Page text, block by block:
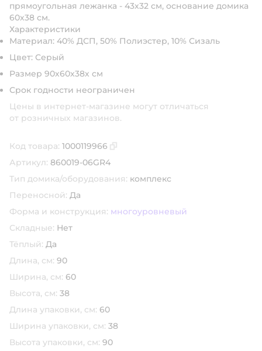
прямоугольная лежанка - 43х32 см, основание домика
60х38 см.
Характеристики
Материал: 40% ДСП, 50% Полиэстер, 10% Сизаль
Цвет: Серый
Размер 90х60х38х см
Срок годности неограничен
Цены в интернет-магазине могут отличаться
от розничных магазинов.
Код товара: 1000119966
Артикул: 860019-06GR4
Тип домика/оборудования: комплекс
Переносной: Да
Форма и конструкция: многоуровневый
Складные: Нет
Тёплый: Да
Длина, см: 90
Ширина, см: 60
Высота, см: 38
Длина упаковки, см: 60
Ширина упаковки, см: 38
Высота упаковки, см: 90